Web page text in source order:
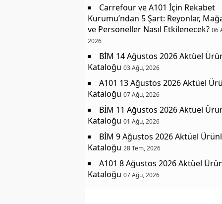
Carrefour ve A101 İçin Rekabet
Kurumu’ndan 5 Şart: Reyonlar,
ve Personeller Nasıl Etkilenecek? 06
2026
BİM 14 Ağustos 2026 Aktüel
Kataloğu 03 Ağu, 2026
A101 13 Ağustos 2026 Aktüel
Kataloğu 07 Ağu, 2026
BİM 11 Ağustos 2026 Aktüel
Kataloğu 01 Ağu, 2026
BİM 9 Ağustos 2026 Aktüel
Kataloğu 28 Tem, 2026
A101 8 Ağustos 2026 Aktüel
Kataloğu 07 Ağu, 2026